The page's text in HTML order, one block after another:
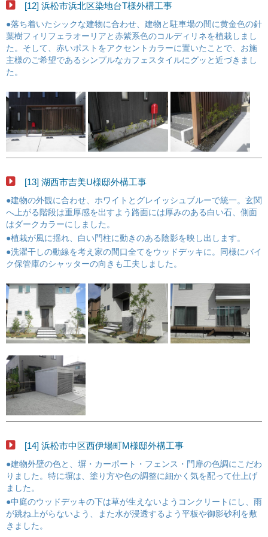
[12] 浜松市浜北区染地台T様外構工事
●落ち着いたシックな建物に合わせ、建物と駐車場の間に黄金色の針
葉樹フィリフェラオーリアと赤紫系色のコルディリネを植栽しまし
た。そして、赤いポストをアクセントカラーに置いたことで、お施
主様のご希望であるシンプルなカフェスタイルにグッと近づきまし
た。
[13] 湖西市吉美U様邸外構工事
●建物の外観に合わせ、ホワイトとグレイッシュブルーで統一。玄関
へ上がる階段は重厚感を出すよう路面には厚みのある白い石、側面
はダークカラーにしました。
●植栽が風に揺れ、白い門柱に動きのある陰影を映し出します。
●洗濯干しの動線を考え家の間口全てをウッドデッキに。同様にバイ
ク保管庫のシャッターの向きも工夫しました。
[14] 浜松市中区西伊場町M様邸外構工事
●建物外壁の色と、塀・カーポート・フェンス・門扉の色調にこだわ
りました。特に塀は、塗り方や色の調整に細かく気を配って仕上げ
ました。
●中庭のウッドデッキの下は草が生えないようコンクリートにし、雨
が跳ね上がらないよう、また水が浸透するよう平板や御影砂利を敷
きました。